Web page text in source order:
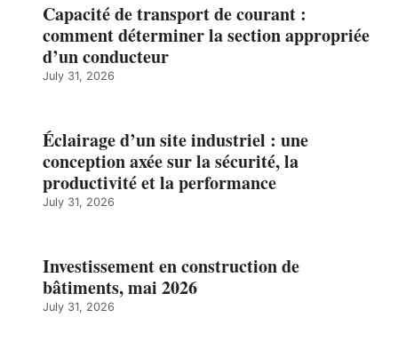
Capacité de transport de courant :
comment déterminer la section appropriée
d’un conducteur
July 31, 2026
Éclairage d’un site industriel : une
conception axée sur la sécurité, la
productivité et la performance
July 31, 2026
Investissement en construction de
bâtiments, mai 2026
July 31, 2026